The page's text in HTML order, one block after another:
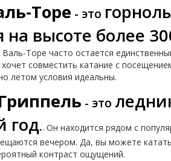
Торе - это
высоте более
Торе часто остается
совместить катание с
летом условия идеальны.
- это
год.. Он находится рядом с
вечером. Да, вы можете
контраст ощущений.